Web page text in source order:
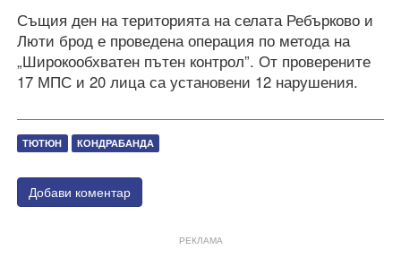
Същия ден на територията на селата Ребърково и
Люти брод е проведена операция по метода на
„Широкообхватен пътен контрол”. От проверените
17 МПС и 20 лица са установени 12 нарушения.
ТЮТЮН КОНДРАБАНДА
Добави коментар
РЕКЛАМА